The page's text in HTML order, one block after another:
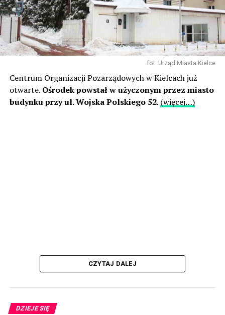
fot. Urząd Miasta Kielce
Centrum Organizacji Pozarządowych w Kielcach już
otwarte. Ośrodek powstał w użyczonym przez miasto
budynku przy ul. Wojska Polskiego 52. (więcej…)
CZYTAJ DALEJ
DZIEJE SIĘ